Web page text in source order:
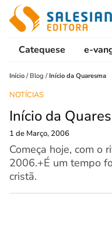
Catequese e-
Início / Blog /Início da Quaresma
NOTÍCIAS
Início da
1 de Março, 2006
Começa hoje, com o
2006.+É um tempo
cristã.